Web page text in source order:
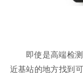
即使是高端检
近基站的地方找到